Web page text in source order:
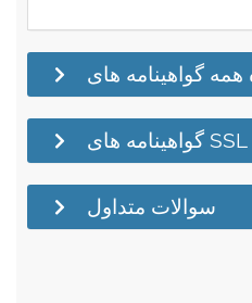
سوالات متداول